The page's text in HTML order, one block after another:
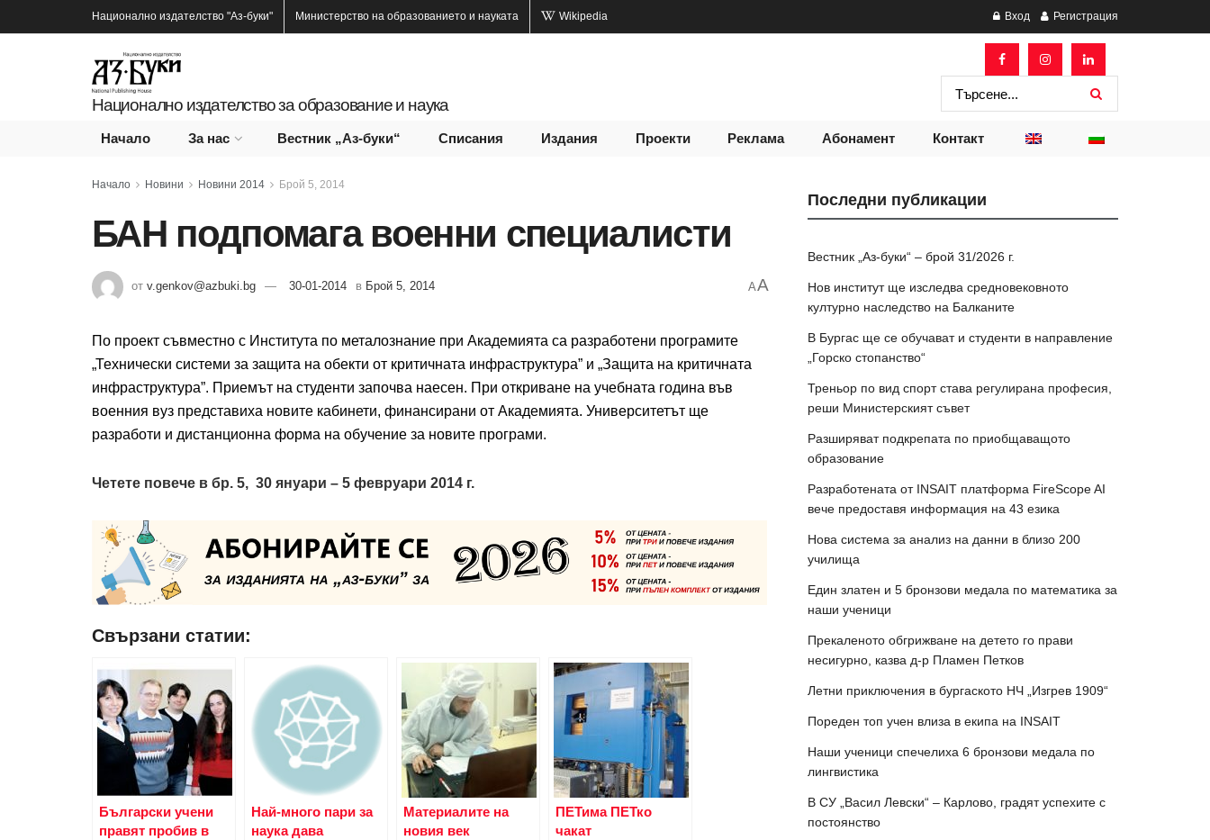
Национално издателство "Аз-буки" Министерство на образованието и науката Wikipedia Вход Регистрация
Национално издателство за образование и наука
Начало За нас Вестник „Аз-буки“ Списания Издания Проекти Реклама Абонамент Контакт
Начало Новини Новини 2014 Брой 5, 2014
БАН подпомага военни специалисти
от v.genkov@azbuki.bg 30-01-2014 в Брой 5, 2014 AA
По проект съвместно с Института по металознание при Академията са разработени програмите
„Технически системи за защита на обекти от критичната инфраструктура” и „Защита на критичната
инфраструктура”. Приемът на студенти започва наесен. При откриване на учебната година във
военния вуз представиха новите кабинети, финансирани от Академията. Университетът ще
разработи и дистанционна форма на обучение за новите програми.
Четете повече в бр. 5, 30 януари – 5 февруари 2014 г.
Свързани статии:
Български учени
правят пробив в
Най-много пари за
наука дава
Материалите на
новия век
ПЕТима ПЕТко
чакат
Последни публикации
Вестник „Аз-буки“ – брой 31/2026 г.
Нов институт ще изследва средновековното
културно наследство на Балканите
В Бургас ще се обучават и студенти в направление
„Горско стопанство“
Треньор по вид спорт става регулирана професия,
реши Министерският съвет
Разширяват подкрепата по приобщаващото
образование
Разработената от INSAIT платформа FireScope AI
вече предоставя информация на 43 езика
Нова система за анализ на данни в близо 200
училища
Един златен и 5 бронзови медала по математика за
наши ученици
Прекаленото обгрижване на детето го прави
несигурно, казва д-р Пламен Петков
Летни приключения в бургаското НЧ „Изгрев 1909“
Пореден топ учен влиза в екипа на INSAIT
Наши ученици спечелиха 6 бронзови медала по
лингвистика
В СУ „Васил Левски“ – Карлово, градят успехите с
постоянство